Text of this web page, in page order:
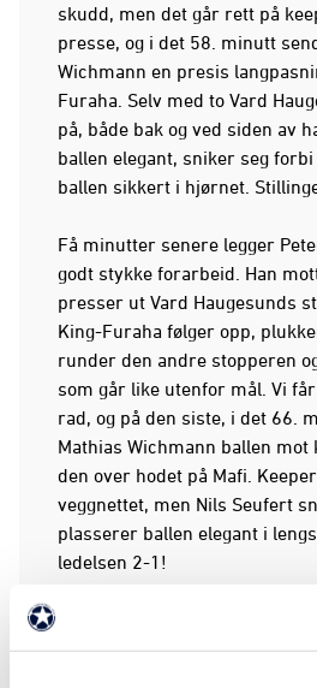
skudd, men det går rett på
presse, og i det 58. minutt
Wichmann en presis
Furaha. Selv med to Vard
på, både bak og ved siden av
ballen elegant, sniker seg
ballen sikkert i hjørnet.
Få minutter senere legger
godt stykke forarbeid. Han
presser ut Vard Haugesunds
King-Furaha følger opp,
runder den andre stopperen
som går like utenfor mål. Vi
rad, og på den siste, i det 66.
Mathias Wichmann ballen mot
den over hodet på Mafi.
veggnettet, men Nils Seufert
plasserer ballen elegant i
ledelsen 2-1!
Bare minutter senere er Vard
farten igjen. Vi er passive i